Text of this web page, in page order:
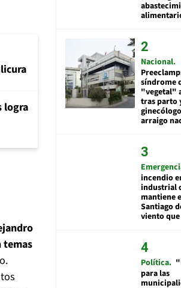
logra
temas
Nacional
síndrome
"vegetal"
tras parto
arraigo
incendio
industrial
mantiene
Santiago
viento que
Política
para las